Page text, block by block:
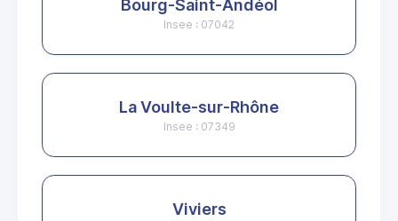
Bourg-Saint-Andéol
Insee : 07042
La Voulte-sur-Rhône
Insee : 07349
Viviers